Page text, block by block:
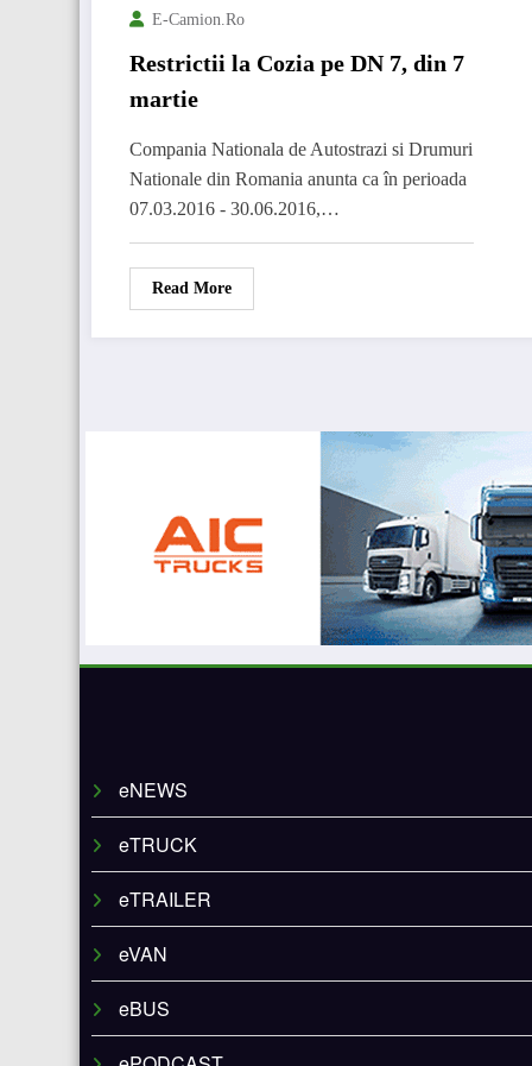
E-Camion.ro
Restrictii la Cozia pe DN 7, din 7
martie
Compania Nationala de Autostrazi si Drumuri
Nationale din Romania anunta ca în perioada
07.03.2016 - 30.06.2016,…
Read More
eNEWS
eTRUCK
eTRAILER
eVAN
eBUS